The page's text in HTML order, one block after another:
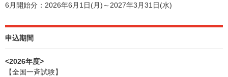
6月開始分：2026年6月1日(月)～2027年3月31日(水)
申込期間
<2026年度>
【全国一斉試験】